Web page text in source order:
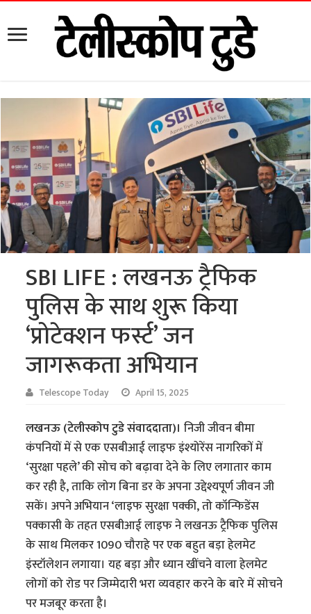
SBI LIFE : लखनऊ ट्रैफिक
पुलिस के साथ शुरू किया
‘प्रोटेक्शन फर्स्ट’ जन
जागरूकता अभियान
Telescope Today April 15, 2025
लखनऊ (टेलीस्कोप टुडे संवाददाता)।निजी जीवन बीमा
कंपनियों में से एक एसबीआई लाइफ इंश्योरेंस नागरिकों में
‘सुरक्षा पहले’ की सोच को बढ़ावा देने के लिए लगातार काम
कर रही है, ताकि लोग बिना डर के अपना उद्देश्यपूर्ण जीवन जी
सकें। अपने अभियान ‘लाइफ सुरक्षा पक्की, तो कॉन्फिडेंस
पक्कासी के तहत एसबीआई लाइफ ने लखनऊ ट्रैफिक पुलिस
के साथ मिलकर 1090 चौराहे पर एक बहुत बड़ा हेलमेट
इंस्टॉलेशन लगाया। यह बड़ा और ध्यान खींचने वाला हेलमेट
लोगों को रोड पर जिम्मेदारी भरा व्यवहार करने के बारे में सोचने
पर मजबूर करता है।